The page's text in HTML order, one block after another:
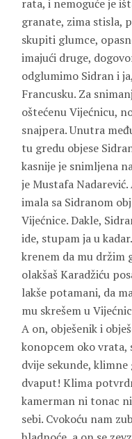
rata, i nemoguće je
granate, zima stisla,
skupiti glumce,
imajući druge,
odglumimo Sidran i
Francusku. Za
oštećenu Vijećnicu,
snajpera. Unutra
tu gredu objese
kasnije je snimljena
je Mustafa Nadarević.
imala sa Sidranom
Vijećnice. Dakle,
ide, stupam ja u
krenem da mu držim
olakšaš Karadžiću
lakše potamani, da
mu skrešem u
A on, obješenik i
konopcem oko vrata,
dvije sekunde,
dvaput! Klima
kamerman ni tonac
sebi. Cvokoću nam